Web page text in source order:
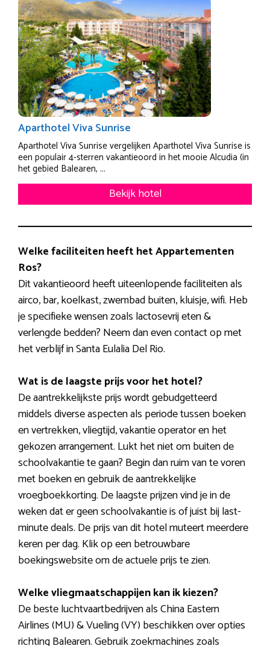
Aparthotel Viva Sunrise
Aparthotel Viva Sunrise vergelijken Aparthotel Viva Sunrise is
een populair 4-sterren vakantieoord in het mooie Alcudia (in
het gebied Balearen, ...
Bekijk hotel
Welke faciliteiten heeft het Appartementen
Ros?
Dit vakantieoord heeft uiteenlopende faciliteiten als
airco, bar, koelkast, zwembad buiten, kluisje, wifi. Heb
je specifieke wensen zoals lactosevrij eten &
verlengde bedden? Neem dan even contact op met
het verblijf in Santa Eulalia Del Rio.
Wat is de laagste prijs voor het hotel?
De aantrekkelijkste prijs wordt gebudgetteerd
middels diverse aspecten als periode tussen boeken
en vertrekken, vliegtijd, vakantie operator en het
gekozen arrangement. Lukt het niet om buiten de
schoolvakantie te gaan? Begin dan ruim van te voren
met boeken en gebruik de aantrekkelijke
vroegboekkorting. De laagste prijzen vind je in de
weken dat er geen schoolvakantie is of juist bij last-
minute deals. De prijs van dit hotel muteert meerdere
keren per dag. Klik op een betrouwbare
boekingswebsite om de actuele prijs te zien.
Welke vliegmaatschappijen kan ik kiezen?
De beste luchtvaartbedrijven als China Eastern
Airlines (MU) & Vueling (VY) beschikken over opties
richting Balearen. Gebruik zoekmachines zoals